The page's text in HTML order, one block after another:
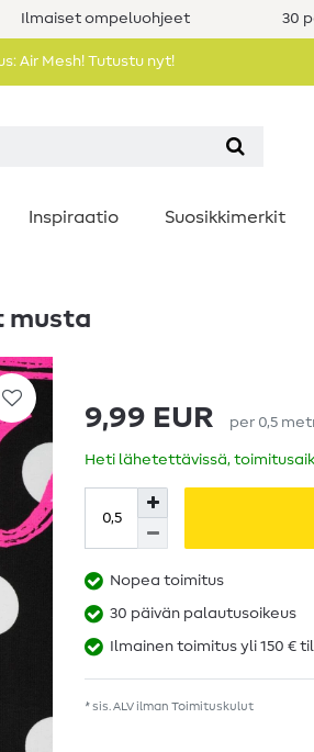
Ilmaiset ompeluohjeet 30
Air Mesh! Tutustu nyt!
Inspiraatio Suosikkimerkit
musta
9,99 EUR per 0,5
Heti lähetettävissä,
Nopea toimitus
30 päivän palautusoikeus
Ilmainen toimitus yli 150 €
* sis. ALV ilman Toimituskulut